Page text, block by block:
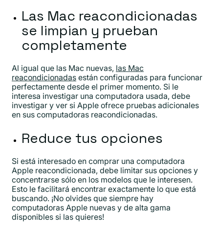
Las Mac reacondicionadas
se limpian y prueban
completamente
Al igual que las Mac nuevas, las Mac
reacondicionadas están configuradas para funcionar
perfectamente desde el primer momento. Si le
interesa investigar una computadora usada, debe
investigar y ver si Apple ofrece pruebas adicionales
en sus computadoras reacondicionadas.
Reduce tus opciones
Si está interesado en comprar una computadora
Apple reacondicionada, debe limitar sus opciones y
concentrarse sólo en los modelos que le interesen.
Esto le facilitará encontrar exactamente lo que está
buscando. ¡No olvides que siempre hay
computadoras Apple nuevas y de alta gama
disponibles si las quieres!